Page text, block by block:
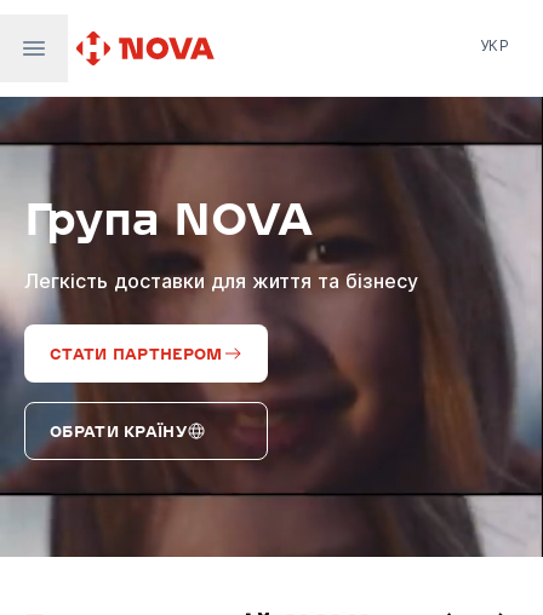
Nova Global
Nova Digital
Supernova Airlines
УКР
Група NOVA
Легкість доставки для життя та бізнесу
СТАТИ ПАРТНЕРОМ
ОБРАТИ КРАЇНУ